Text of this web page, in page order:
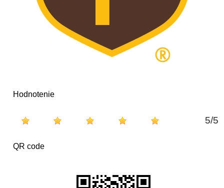
Hodnotenie
5/5
QR code